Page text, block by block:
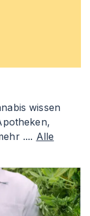
wissen
.... Alle